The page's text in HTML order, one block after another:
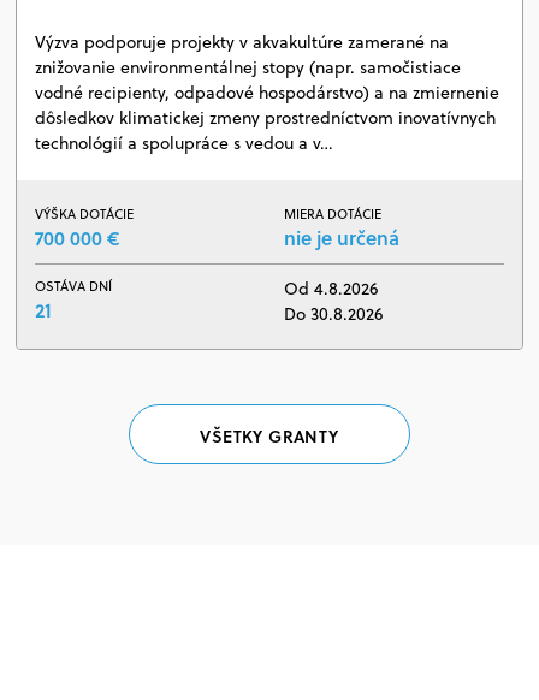
Výzva podporuje projekty v akvakultúre zamerané na
znižovanie environmentálnej stopy (napr. samočistiace
vodné recipienty, odpadové hospodárstvo) a na zmiernenie
dôsledkov klimatickej zmeny prostredníctvom inovatívnych
technológií a spolupráce s vedou a v…
VÝŠKA DOTÁCIE
700 000 €
MIERA DOTÁCIE
nie je určená
OSTÁVA DNÍ
21
Od 4.8.2026
Do 30.8.2026
VŠETKY GRANTY